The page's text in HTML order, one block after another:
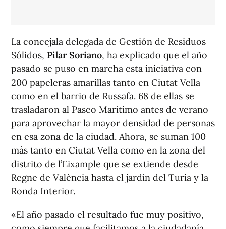
La concejala delegada de Gestión de Residuos
Sólidos, Pilar Soriano, ha explicado que el año
pasado se puso en marcha esta iniciativa con
200 papeleras amarillas tanto en Ciutat Vella
como en el barrio de Russafa. 68 de ellas se
trasladaron al Paseo Marítimo antes de verano
para aprovechar la mayor densidad de personas
en esa zona de la ciudad. Ahora, se suman 100
más tanto en Ciutat Vella como en la zona del
distrito de l’Eixample que se extiende desde
Regne de València hasta el jardín del Turia y la
Ronda Interior.
«El año pasado el resultado fue muy positivo,